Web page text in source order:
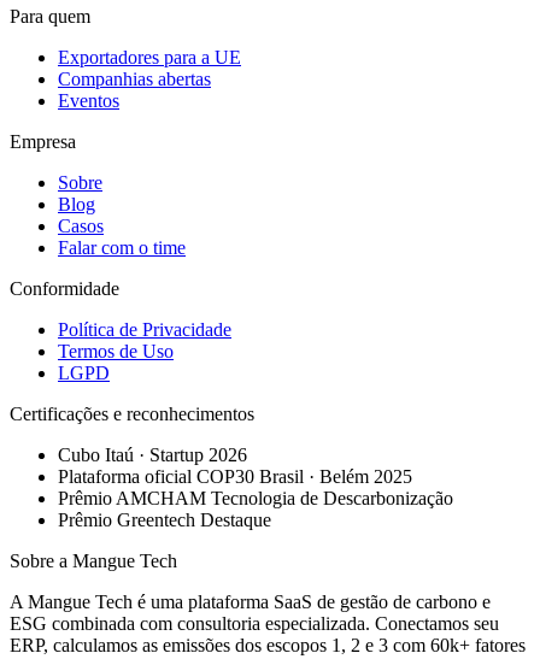
Para quem
Exportadores para a UE
Companhias abertas
Eventos
Empresa
Sobre
Blog
Casos
Falar com o time
Conformidade
Política de Privacidade
Termos de Uso
LGPD
Certificações e reconhecimentos
Cubo Itaú · Startup 2026
Plataforma oficial COP30 Brasil · Belém 2025
Prêmio AMCHAM Tecnologia de Descarbonização
Prêmio Greentech Destaque
Sobre a Mangue Tech
A Mangue Tech é uma plataforma SaaS de gestão de carbono e
ESG combinada com consultoria especializada. Conectamos seu
ERP, calculamos as emissões dos escopos 1, 2 e 3 com 60k+ fatores